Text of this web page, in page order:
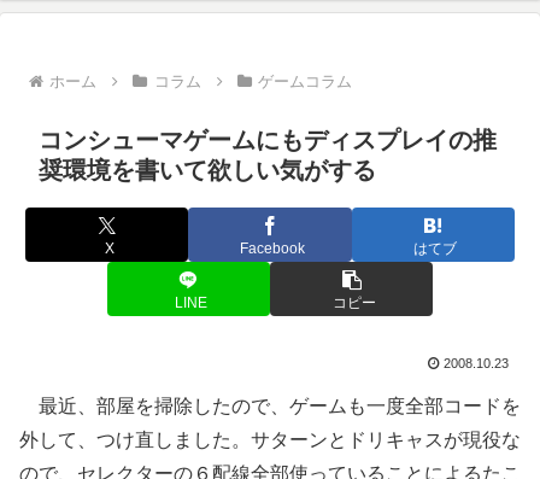
ホーム コラム ゲームコラム
コンシューマゲームにもディスプレイの推
奨環境を書いて欲しい気がする
X Facebook はてブ
LINE コピー
2008.10.23
最近、部屋を掃除したので、ゲームも一度全部コードを
外して、つけ直しました。サターンとドリキャスが現役な
ので、セレクターの６配線全部使っていることによるたこ